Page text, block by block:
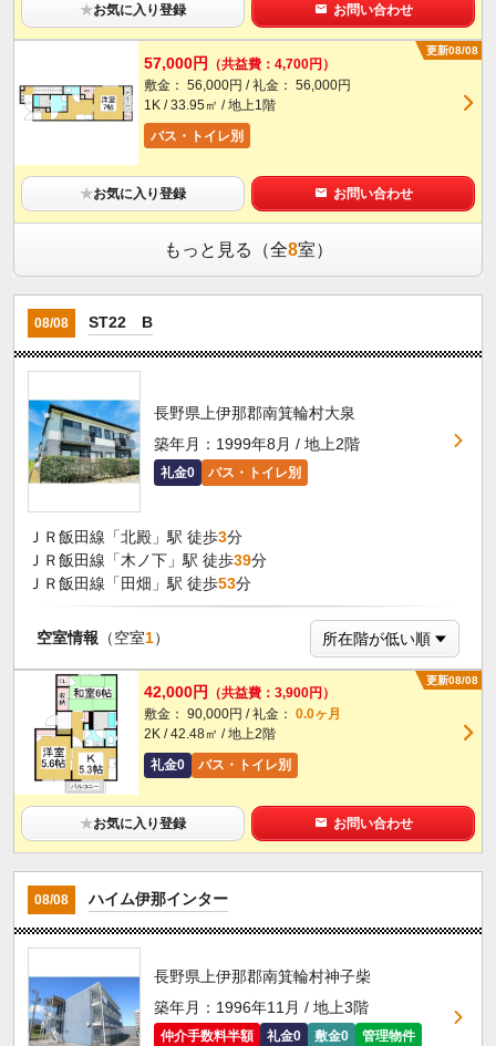
★お気に入り登録 お問い合わせ
更新08/08
57,000円
（共益費：4,700円）
敷金： 56,000円 / 礼金： 56,000円
1K / 33.95㎡ / 地上1階
バス・トイレ別
★お気に入り登録 お問い合わせ
もっと見る（全8室）
08/08 ST22 B
長野県上伊那郡南箕輪村大泉
築年月：1999年8月 / 地上2階
礼金0 バス・トイレ別
ＪＲ飯田線「北殿」駅 徒歩3分
ＪＲ飯田線「木ノ下」駅 徒歩39分
ＪＲ飯田線「田畑」駅 徒歩53分
空室情報 （空室1）
更新08/08
42,000円
（共益費：3,900円）
敷金： 90,000円 / 礼金： 0.0ヶ月
2K / 42.48㎡ / 地上2階
礼金0
バス・トイレ別
★お気に入り登録 お問い合わせ
08/08 ハイム伊那インター
長野県上伊那郡南箕輪村神子柴
築年月：1996年11月 / 地上3階
仲介手数料半額 礼金0 敷金0
管理物件